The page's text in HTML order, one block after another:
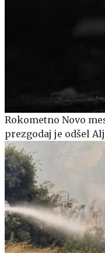
Rokometno Novo
prezgodaj je odšel